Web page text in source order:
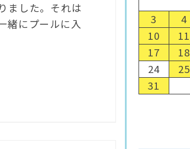
ました。それは
緒にプールに入
3
4
10
11
17
18
24
25
31